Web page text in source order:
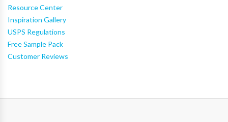
Resource Center
Inspiration Gallery
USPS Regulations
Free Sample Pack
Customer Reviews